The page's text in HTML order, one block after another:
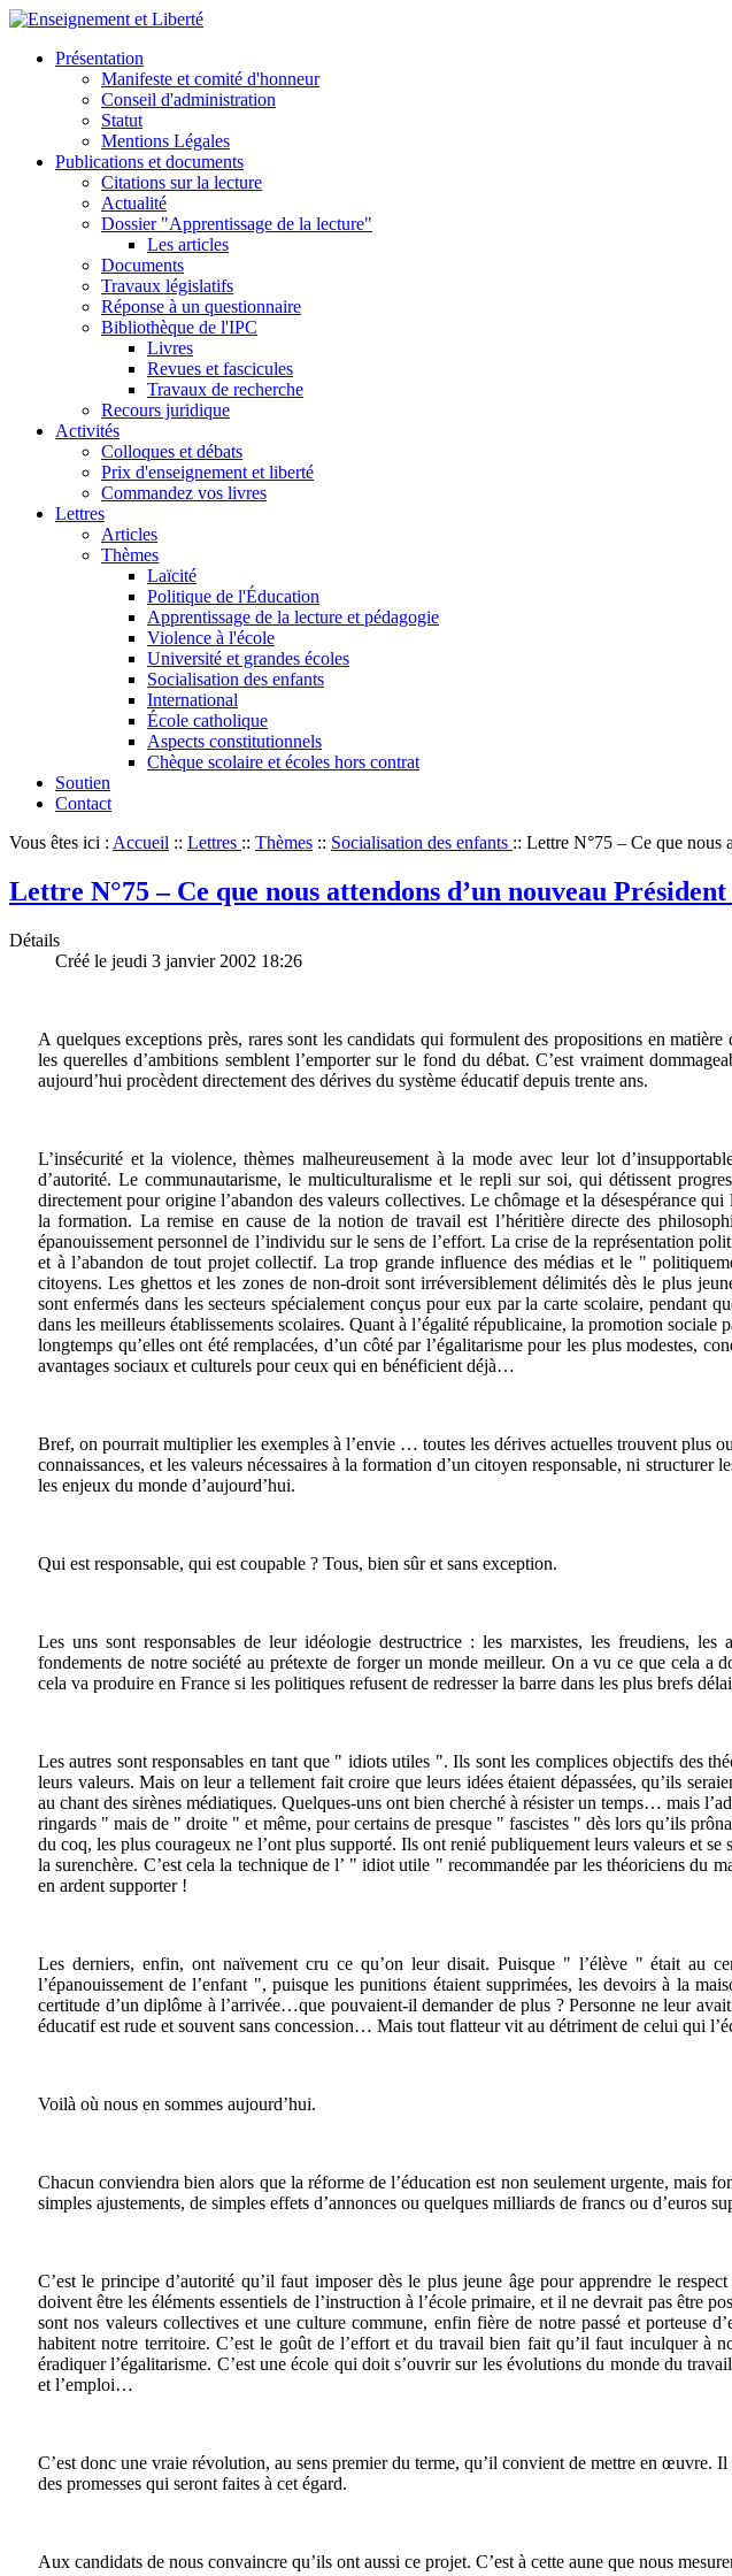
Présentation
Manifeste et comité d'honneur
Conseil d'administration
Statut
Mentions Légales
Publications et documents
Citations sur la lecture
Actualité
Dossier "Apprentissage de la lecture"
Les articles
Documents
Travaux législatifs
Réponse à un questionnaire
Bibliothèque de l'IPC
Livres
Revues et fascicules
Travaux de recherche
Recours juridique
Activités
Colloques et débats
Prix d'enseignement et liberté
Commandez vos livres
Lettres
Articles
Thèmes
Laïcité
Politique de l'Éducation
Apprentissage de la lecture et pédagogie
Violence à l'école
Université et grandes écoles
Socialisation des enfants
International
École catholique
Aspects constitutionnels
Chèque scolaire et écoles hors contrat
Soutien
Contact
Vous êtes ici : Accueil :: Lettres :: Thèmes :: Socialisation des enfants :: Lettre N°75 – Ce que nous
Lettre N°75 – Ce que nous attendons d’un nouveau Président
Détails
Créé le jeudi 3 janvier 2002 18:26
A quelques exceptions près, rares sont les candidats qui formulent des propositions en
les querelles d’ambitions semblent l’emporter sur le fond du débat. C’est vraiment
aujourd’hui procèdent directement des dérives du système éducatif depuis trente ans.
L’insécurité et la violence, thèmes malheureusement à la mode avec leur lot
d’autorité. Le communautarisme, le multiculturalisme et le repli sur soi, qui détissent
directement pour origine l’abandon des valeurs collectives. Le chômage et la désespérance
la formation. La remise en cause de la notion de travail est l’héritière directe des
épanouissement personnel de l’individu sur le sens de l’effort. La crise de la représentation
et à l’abandon de tout projet collectif. La trop grande influence des médias et le "
citoyens. Les ghettos et les zones de non-droit sont irréversiblement délimités dès le plus
sont enfermés dans les secteurs spécialement conçus pour eux par la carte scolaire, pendant
dans les meilleurs établissements scolaires. Quant à l’égalité républicaine, la promotion
longtemps qu’elles ont été remplacées, d’un côté par l’égalitarisme pour les plus modestes,
avantages sociaux et culturels pour ceux qui en bénéficient déjà…
Bref, on pourrait multiplier les exemples à l’envie … toutes les dérives actuelles trouvent plus
connaissances, et les valeurs nécessaires à la formation d’un citoyen responsable, ni structurer
les enjeux du monde d’aujourd’hui.
Qui est responsable, qui est coupable ? Tous, bien sûr et sans exception.
Les uns sont responsables de leur idéologie destructrice : les marxistes, les freudiens, les
fondements de notre société au prétexte de forger un monde meilleur. On a vu ce que cela a
cela va produire en France si les politiques refusent de redresser la barre dans les plus brefs
Les autres sont responsables en tant que " idiots utiles ". Ils sont les complices objectifs des
leurs valeurs. Mais on leur a tellement fait croire que leurs idées étaient dépassées, qu’ils
au chant des sirènes médiatiques. Quelques-uns ont bien cherché à résister un temps… mais
ringards " mais de " droite " et même, pour certains de presque " fascistes " dès lors qu’ils
du coq, les plus courageux ne l’ont plus supporté. Ils ont renié publiquement leurs valeurs et
la surenchère. C’est cela la technique de l’ " idiot utile " recommandée par les théoriciens du
en ardent supporter !
Les derniers, enfin, ont naïvement cru ce qu’on leur disait. Puisque " l’élève " était au
l’épanouissement de l’enfant ", puisque les punitions étaient supprimées, les devoirs à la
certitude d’un diplôme à l’arrivée…que pouvaient-il demander de plus ? Personne ne leur
éducatif est rude et souvent sans concession… Mais tout flatteur vit au détriment de celui qui
Voilà où nous en sommes aujourd’hui.
Chacun conviendra bien alors que la réforme de l’éducation est non seulement urgente, mais
simples ajustements, de simples effets d’annonces ou quelques milliards de francs ou d’euros
C’est le principe d’autorité qu’il faut imposer dès le plus jeune âge pour apprendre le
doivent être les éléments essentiels de l’instruction à l’école primaire, et il ne devrait pas être
sont nos valeurs collectives et une culture commune, enfin fière de notre passé et porteuse
habitent notre territoire. C’est le goût de l’effort et du travail bien fait qu’il faut inculquer à
éradiquer l’égalitarisme. C’est une école qui doit s’ouvrir sur les évolutions du monde du
et l’emploi…
C’est donc une vraie révolution, au sens premier du terme, qu’il convient de mettre en œuvre.
des promesses qui seront faites à cet égard.
Aux candidats de nous convaincre qu’ils ont aussi ce projet. C’est à cette aune que nous